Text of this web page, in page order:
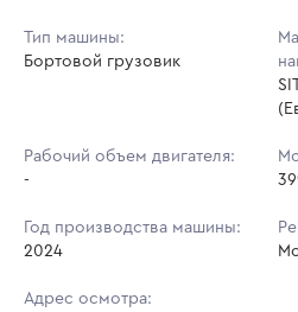
Кол-во ставок:
в
Тип машины:
Бортовой грузовик
Рабочий объем двигателя:
-
Год производства машины:
2024
Адрес осмотра: